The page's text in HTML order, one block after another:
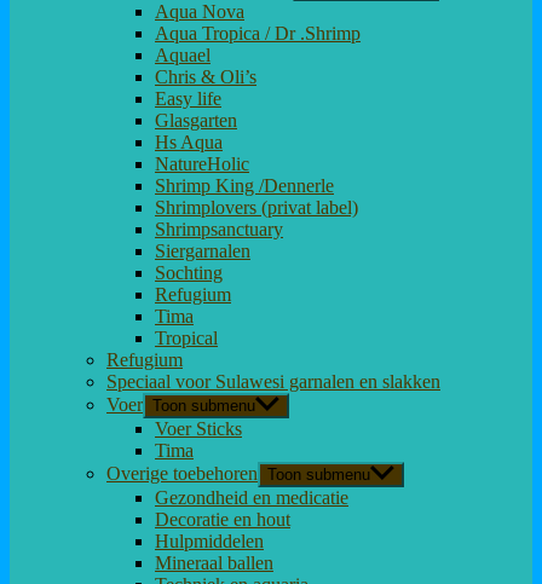
Aqua Nova
Aqua Tropica / Dr .Shrimp
Aquael
Chris & Oli’s
Easy life
Glasgarten
Hs Aqua
NatureHolic
Shrimp King /Dennerle
Shrimplovers (privat label)
Shrimpsanctuary
Siergarnalen
Sochting
Refugium
Tima
Tropical
Refugium
Speciaal voor Sulawesi garnalen en slakken
Voer Toon submenu
Voer Sticks
Tima
Overige toebehoren Toon submenu
Gezondheid en medicatie
Decoratie en hout
Hulpmiddelen
Mineraal ballen